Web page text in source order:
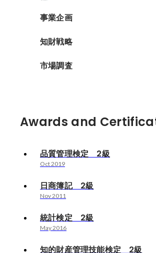
事業企画
知財戦略
市場調査
Awards and
品質管理検定 2級
Oct 2019
日商簿記 2級
Nov 2011
統計検定 2級
May 2016
知的財産管理技能検定 2級